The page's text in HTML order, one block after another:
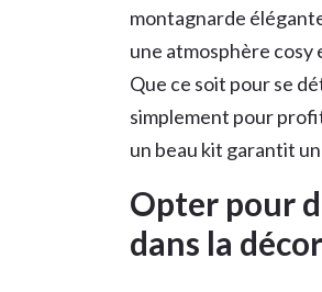
montagnarde
une atmosphère cosy
Que ce soit pour se
simplement pour
un beau kit garantit
Opter pour
dans la